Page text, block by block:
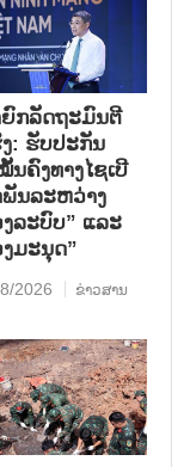
ຍົກລັດຖະມົນຕີ
: ຮັບປະກັນ
ຄົງທາງໄຊເບີ
ນລະຫວ່າງ
ລະບົບ” ແລະ
ມະນຸດ”
2026 ຂ່າວສານ